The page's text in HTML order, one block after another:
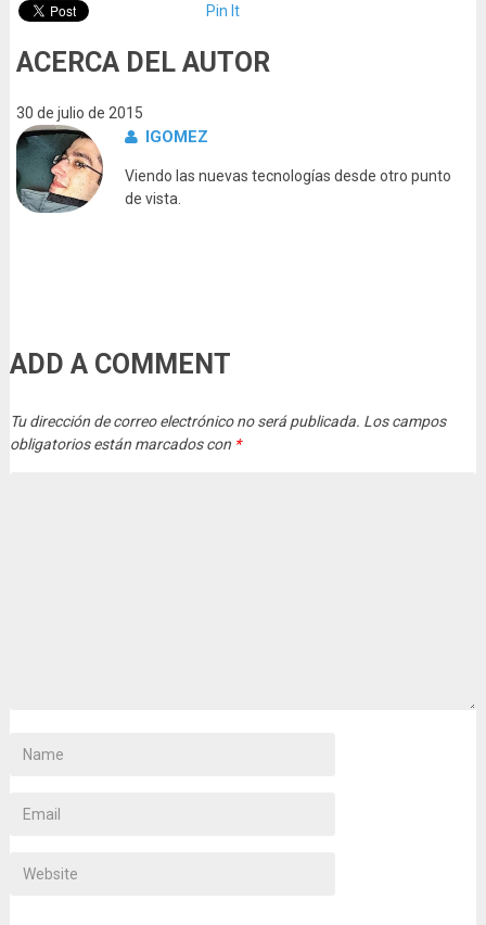
Pin It
ACERCA DEL AUTOR
30 de julio de 2015
IGOMEZ
Viendo las nuevas tecnologías desde otro punto
de vista.
ADD A COMMENT
Tu dirección de correo electrónico no será publicada. Los campos
obligatorios están marcados con *